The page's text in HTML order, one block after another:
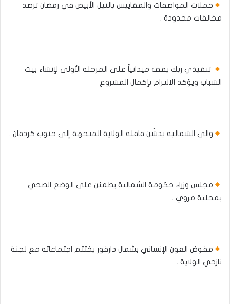
حملات المواصفات والمقاييس بالنيل الأبيض في رمضان ترصد
مخالفات محدودة .
تنفيذي ربك يقف ميدانياً على المرحلة الأولى لإنشاء بيت
الشباب ويؤكد الالتزام بإكمال المشروع
والي الشمالية يدشّن قافلة الولاية المتجهة إلى جنوب كردفان .
مجلس وزراء حكومة الشمالية يطمئن على الوضع الصحي
بمحلية مروي .
مفوض العون الإنساني بشمال دارفور يختتم اجتماعاته مع لجنة
نازحي الولاية .